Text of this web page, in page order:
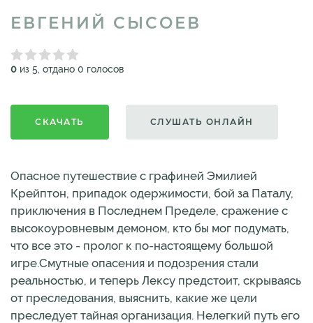
ЕВГЕНИЙ СЫСОЕВ
0 из 5, отдано 0 голосов
СКАЧАТЬ СЛУШАТЬ ОНЛАЙН
Опасное путешествие с графиней Эмилией
Крейптон, припадок одержимости, бой за Паталу,
приключения в Последнем Пределе, сражение с
высокоуровневым демоном, кто бы мог подумать,
что все это - пролог к по-настоящему большой
игре.Смутные опасения и подозрения стали
реальностью, и теперь Лексу предстоит, скрываясь
от преследования, выяснить, какие же цели
преследует тайная организация. Нелегкий путь его